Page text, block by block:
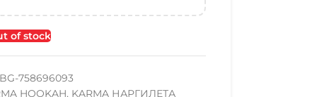
of stock
758696093
HOOKAH, KARMA НАРГИЛЕТА